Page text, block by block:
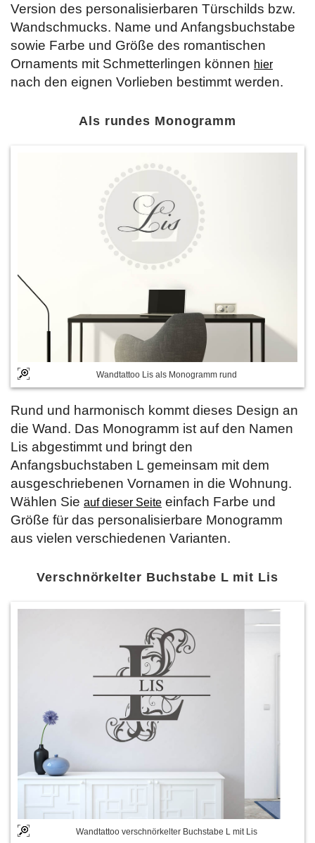
Version des personalisierbaren Türschilds bzw.
Wandschmucks. Name und Anfangsbuchstabe
sowie Farbe und Größe des romantischen
Ornaments mit Schmetterlingen können hier
nach den eignen Vorlieben bestimmt werden.
Als rundes Monogramm
Wandtattoo Lis als Monogramm rund
Rund und harmonisch kommt dieses Design an
die Wand. Das Monogramm ist auf den Namen
Lis abgestimmt und bringt den
Anfangsbuchstaben L gemeinsam mit dem
ausgeschriebenen Vornamen in die Wohnung.
Wählen Sie auf dieser Seite einfach Farbe und
Größe für das personalisierbare Monogramm
aus vielen verschiedenen Varianten.
Verschnörkelter Buchstabe L mit Lis
Wandtattoo verschnörkelter Buchstabe L mit Lis